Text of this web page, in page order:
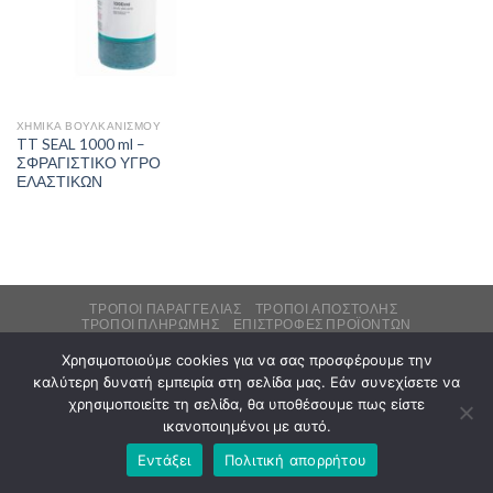
ΧΗΜΙΚΆ ΒΟΥΛΚΑΝΙΣΜΟΎ
TT SEAL 1000 ml –
ΣΦΡΑΓΙΣΤΙΚΟ ΥΓΡΟ
ΕΛΑΣΤΙΚΩΝ
ΤΡΌΠΟΙ ΠΑΡΑΓΓΕΛΊΑΣ
ΤΡΌΠΟΙ ΑΠΟΣΤΟΛΉΣ
ΤΡΌΠΟΙ ΠΛΗΡΩΜΉΣ
ΕΠΙΣΤΡΟΦΈΣ ΠΡΟΪΌΝΤΩΝ
Copyright 2026 © tiretech.gr
Χρησιμοποιούμε cookies για να σας προσφέρουμε την
καλύτερη δυνατή εμπειρία στη σελίδα μας. Εάν συνεχίσετε να
χρησιμοποιείτε τη σελίδα, θα υποθέσουμε πως είστε
ικανοποιημένοι με αυτό.
Εντάξει
Πολιτική απορρήτου